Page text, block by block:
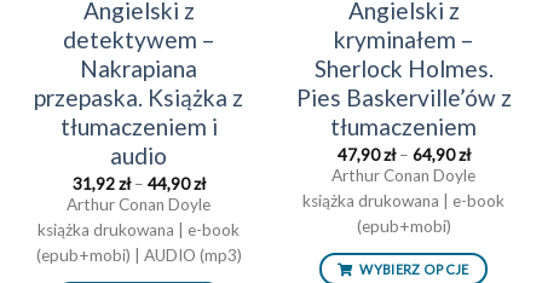
Angielski z
detektywem –
Nakrapiana
przepaska. Książka z
tłumaczeniem i
audio
31,92zł – 44,90złZakres
cen:
od
31,92 zł
do
44,90 zł
Arthur Conan Doyle
książka drukowana | e-book
(epub+mobi) | AUDIO (mp3)
Angielski z
kryminałem –
Sherlock Holmes.
Pies Baskerville’ów z
tłumaczeniem
47,90zł – 64,90złZakres
cen:
od
47,90 zł
Arthur Conan Doyle
książka drukowana | e-book
(epub+mobi)
WYBIERZ OPCJE